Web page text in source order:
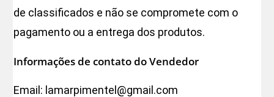
de classificados e não se compromete com o
pagamento ou a entrega dos produtos.
Informações de contato do Vendedor
Email: lamarpimentel@gmail.com